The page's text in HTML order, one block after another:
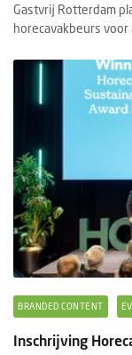
Gastvrij Rotterdam
horecavakbeurs voor
BRANDED CONTENT
Inschrijving